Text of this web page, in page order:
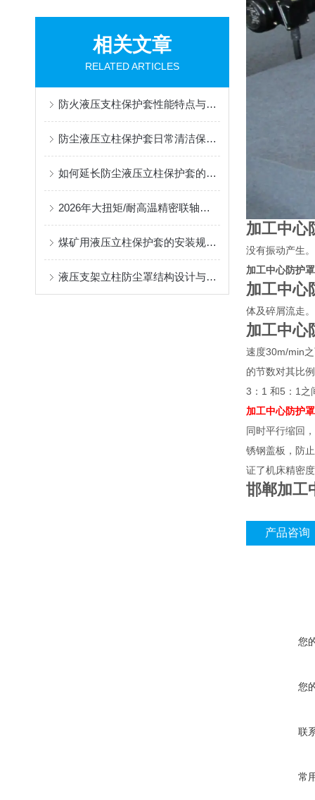
相关文章
RELATED ARTICLES
防火液压支柱保护套性能特点与阻燃防护应用
防尘液压立柱保护套日常清洁保养与更换规范
如何延长防尘液压立柱保护套的使用寿命？
2026年大扭矩/耐高温精密联轴器定制找哪家？能实现精准定制的优质厂家盘点
煤矿用液压立柱保护套的安装规范与使用寿命提升方案
液压支架立柱防尘罩结构设计与密封防护原理
加工中心
没有振动产生。
加工中心防护罩
加工中心
体及碎屑流走。
加工中心
速度30m/min
的节数对其比
3：1 和5：1之
加工中心防护罩
同时平行缩回
锈钢盖板，防
证了机床精密
邯郸加工
产品咨询
您
您
联
常